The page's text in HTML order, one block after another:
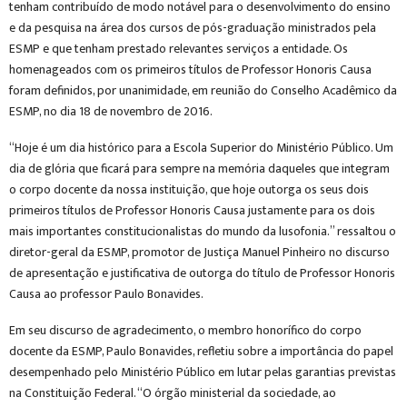
tenham contribuído de modo notável para o desenvolvimento do ensino
e da pesquisa na área dos cursos de pós-graduação ministrados pela
ESMP e que tenham prestado relevantes serviços a entidade. Os
homenageados com os primeiros títulos de Professor Honoris Causa
foram definidos, por unanimidade, em reunião do Conselho Acadêmico da
ESMP, no dia 18 de novembro de 2016.
“Hoje é um dia histórico para a Escola Superior do Ministério Público. Um
dia de glória que ficará para sempre na memória daqueles que integram
o corpo docente da nossa instituição, que hoje outorga os seus dois
primeiros títulos de Professor Honoris Causa justamente para os dois
mais importantes constitucionalistas do mundo da lusofonia.” ressaltou o
diretor-geral da ESMP, promotor de Justiça Manuel Pinheiro no discurso
de apresentação e justificativa de outorga do título de Professor Honoris
Causa ao professor Paulo Bonavides.
Em seu discurso de agradecimento, o membro honorífico do corpo
docente da ESMP, Paulo Bonavides, refletiu sobre a importância do papel
desempenhado pelo Ministério Público em lutar pelas garantias previstas
na Constituição Federal. “O órgão ministerial da sociedade, ao